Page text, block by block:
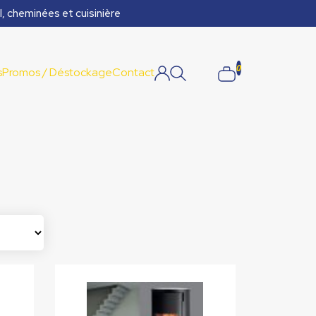
cheminées et cuisinière
Promos / DéstockageContact 0